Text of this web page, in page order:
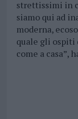
strettissimi in
siamo qui ad
moderna,
quale gli ospiti
come a casa”,